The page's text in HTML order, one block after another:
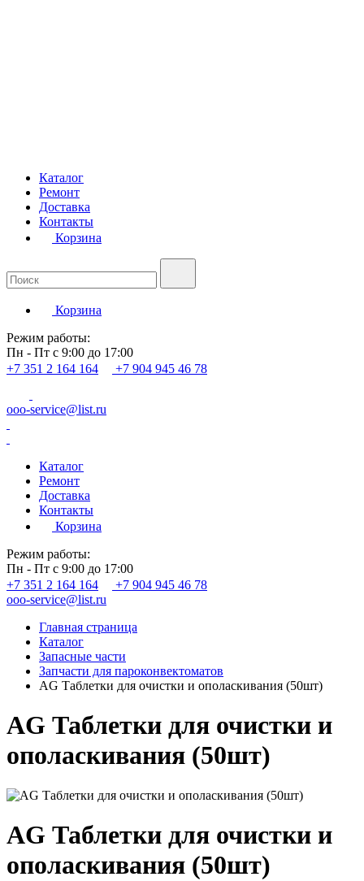
Каталог
Ремонт
Доставка
Контакты
Корзина
Корзина
Режим работы:
Пн - Пт с 9:00 до 17:00
+7 351 2 164 164
+7 904 945 46 78
ooo-service@list.ru
Каталог
Ремонт
Доставка
Контакты
Корзина
Режим работы:
Пн - Пт с 9:00 до 17:00
+7 351 2 164 164
+7 904 945 46 78
ooo-service@list.ru
Главная страница
Каталог
Запасные части
Запчасти для пароконвектоматов
AG Таблетки для очистки и ополаскивания (50шт)
AG Таблетки для очистки и
ополаскивания (50шт)
AG Таблетки для очистки и
ополаскивания (50шт)